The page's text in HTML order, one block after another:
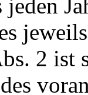
jeden
ist so